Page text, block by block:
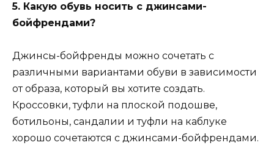
5. Какую обувь носить с джинсами-
бойфрендами?
Джинсы-бойфренды можно сочетать с
различными вариантами обуви в зависимости
от образа, который вы хотите создать.
Кроссовки, туфли на плоской подошве,
ботильоны, сандалии и туфли на каблуке
хорошо сочетаются с джинсами-бойфрендами.